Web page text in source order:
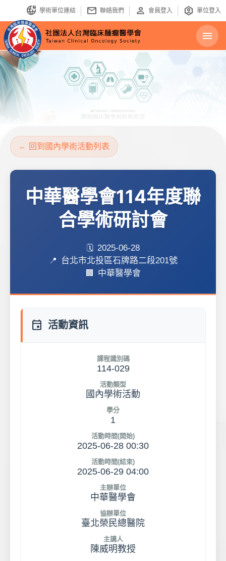
bring_your_own_ip 學術單位連結 mail 聯絡我們 person 會員登入 identity_platform 單位登入
menu
回到國內學術活動列表
中華醫學會114年度聯
合學術研討會
2025-06-28
台北市北投區石牌路二段201號
中華醫學會
event 活動資訊
課程識別碼
114-029
活動類型
國內學術活動
學分
1
活動時間(開始)
2025-06-28 00:30
活動時間(結束)
2025-06-29 04:00
主辦單位
中華醫學會
協辦單位
臺北榮民總醫院
主講人
陳威明教授